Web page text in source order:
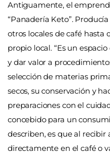
Antiguamente, el
“Panadería Keto”.
otros locales de café hasta
propio local. “Es un
y dar valor a
selección de materias
secos, su conservación y
preparaciones con el
concebido para un
describen, es que al recibir
directamente en el café o